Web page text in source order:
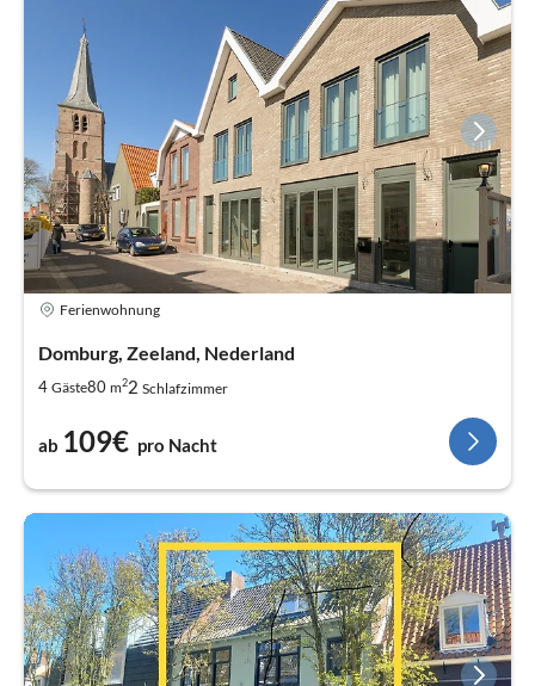
Ferienwohnung
Domburg, Zeeland, Nederland
4 Gäste80 m22 Schlafzimmer
ab 109€ pro Nacht